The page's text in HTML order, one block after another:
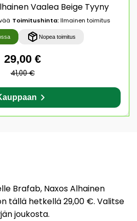
Vaalea Beige Tyyny
Toimitushinta:Ilmainen toimitus
Nopea toimitus
29,00 €
41,00 €
Brafab, Naxos Alhainen
tällä hetkellä 29,00 €. Valitse
joukosta.